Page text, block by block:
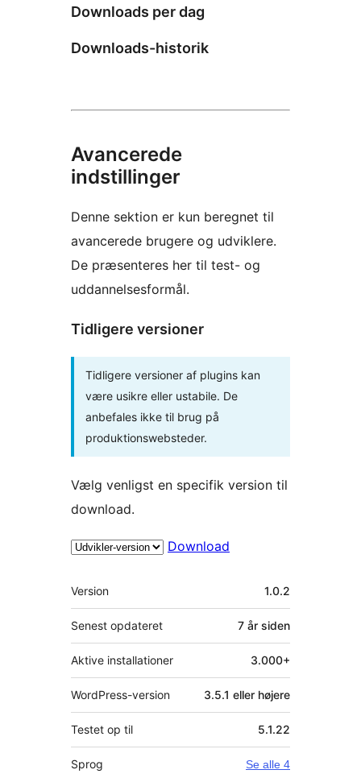
Downloads per dag
Downloads-historik
Avancerede
indstillinger
Denne sektion er kun beregnet til
avancerede brugere og udviklere.
De præsenteres her til test- og
uddannelsesformål.
Tidligere versioner
Tidligere versioner af plugins kan
være usikre eller ustabile. De
anbefales ikke til brug på
produktionswebsteder.
Vælg venligst en specifik version til
download.
Download
Meta
Version 1.0.2
Senest opdateret 7 år siden
Aktive installationer 3.000+
WordPress-version 3.5.1 eller højere
Testet op til 5.1.22
Sprog Se alle 4